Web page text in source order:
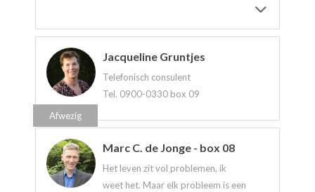
Jacqueline Gruntjes
Telefonisch consulent
Tel. 0900-0330 box 09
Afwezig
Marc C. de Jonge - box 08
Het leven zit vol problemen, ik
weet het. Maar elk probleem is een